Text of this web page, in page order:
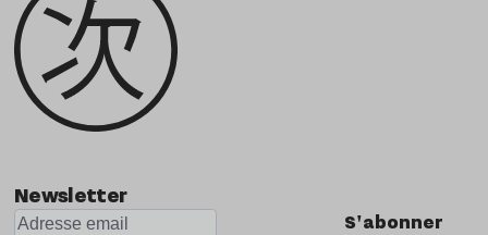
Newsletter
S'abonner